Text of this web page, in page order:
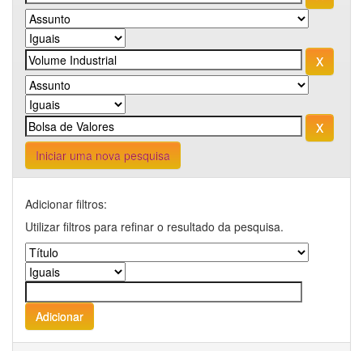
Iniciar uma nova pesquisa
Adicionar filtros:
Utilizar filtros para refinar o resultado da pesquisa.